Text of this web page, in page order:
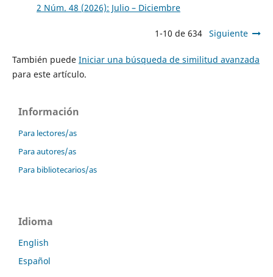
2 Núm. 48 (2026): Julio – Diciembre
1-10 de 634 Siguiente
También puede Iniciar una búsqueda de similitud avanzada
para este artículo.
Información
Para lectores/as
Para autores/as
Para bibliotecarios/as
Idioma
English
Español